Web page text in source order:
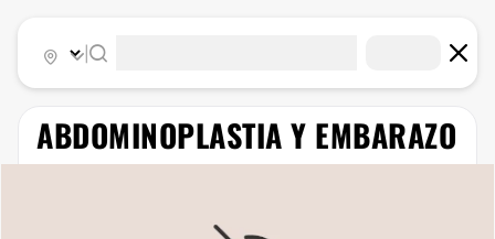
ABDOMINOPLASTIA Y EMBARAZO